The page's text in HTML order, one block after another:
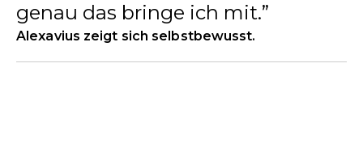
genau das bringe ich mit.
Alexavius zeigt sich selbstbewusst.